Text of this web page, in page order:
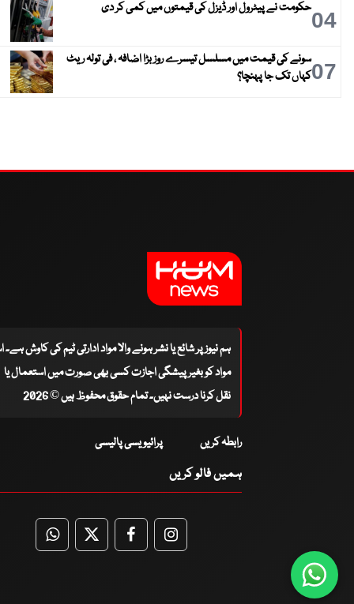
04حکومت نے پیٹرول اور ڈیزل کی قیمتوں میں کمی کر دی
07سونے کی قیمت میں مسلسل تیسرے روز بڑا اضافہ ، فی تولہ ریٹ
کہاں تک جا پہنچا؟
ہم نیوز پر شائع یا نشر ہونے والا مواد ادارتی ٹیم کی کاوش
مواد کو بغیر پیشگی اجازت کسی بھی صورت میں استعمال یا
نقل کرنا درست نہیں۔ تمام حقوق محفوظ ہیں © 2026
رابطہ کریں پرائیویسی پالیسی
ہمیں فالو کریں
WhatsApp
TwitterFacebookFacebook